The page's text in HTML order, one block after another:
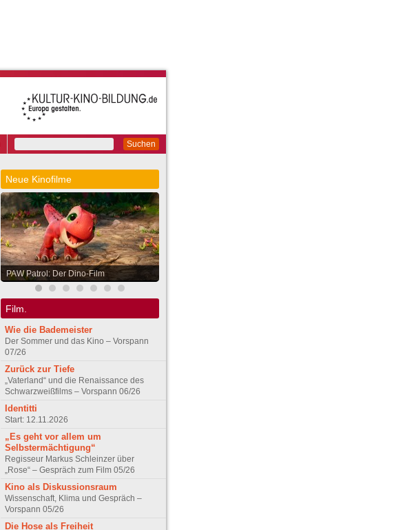
Suchen
Neue Kinofilme
PAW Patrol: Der Dino-Film
Film.
Wie die Bademeister
Der Sommer und das Kino – Vorspann
07/26
Zurück zur Tiefe
„Vaterland“ und die Renaissance des
Schwarzweißfilms – Vorspann 06/26
Identitti
Start: 12.11.2026
„Es geht vor allem um
Selbstermächtigung“
Regisseur Markus Schleinzer über
„Rose“ – Gespräch zum Film 05/26
Kino als Diskussionsraum
Wissenschaft, Klima und Gespräch –
Vorspann 05/26
Die Hose als Freiheit